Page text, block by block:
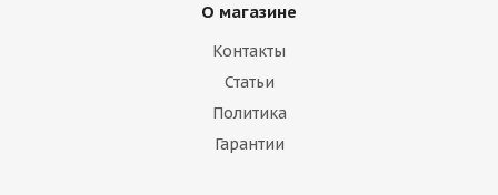
О магазине
Контакты
Статьи
Политика
Гарантии